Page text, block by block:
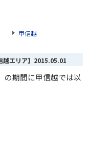
甲信越
エリア】 2015.05.01
の期間に甲信越では以